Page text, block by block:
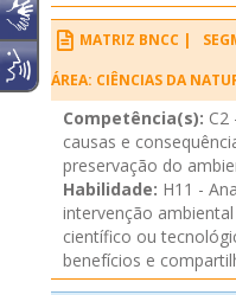
MATRIZ BNCC |
ÁREA: CIÊNCIAS DA
Competência(s): C2
causas e
preservação do
Habilidade: H11 -
intervenção
científico ou
benefícios e